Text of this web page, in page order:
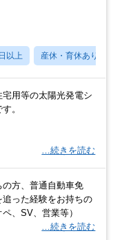
以上 産休・育休あり
用等の太陽光発電シ
。
…続きを読む
方、普通自動車免
った経験をお持ちの
、SV、営業等）
…続きを読む